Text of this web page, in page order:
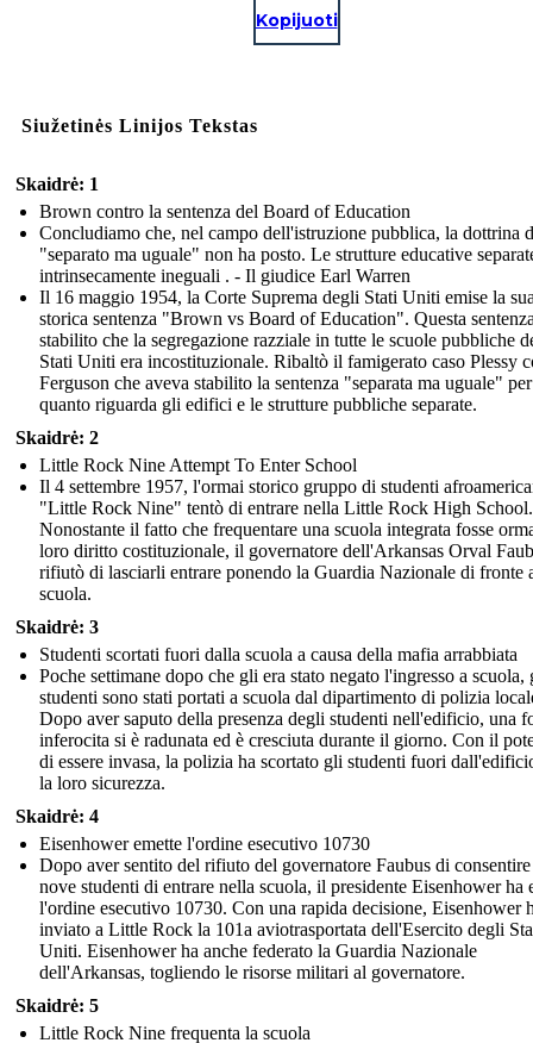
Kopijuoti
Siužetinės Linijos Tekstas
Skaidrė: 1
Brown contro la sentenza del Board of Education
Concludiamo che, nel campo dell'istruzione pubblica, la dottrina
"separato ma uguale" non ha posto. Le strutture educative
intrinsecamente ineguali . - Il giudice Earl Warren
Il 16 maggio 1954, la Corte Suprema degli Stati Uniti emise la
storica sentenza "Brown vs Board of Education". Questa
stabilito che la segregazione razziale in tutte le scuole pubbliche
Stati Uniti era incostituzionale. Ribaltò il famigerato caso Plessy
Ferguson che aveva stabilito la sentenza "separata ma uguale" per
quanto riguarda gli edifici e le strutture pubbliche separate.
Skaidrė: 2
Little Rock Nine Attempt To Enter School
Il 4 settembre 1957, l'ormai storico gruppo di studenti
"Little Rock Nine" tentò di entrare nella Little Rock High School.
Nonostante il fatto che frequentare una scuola integrata fosse
loro diritto costituzionale, il governatore dell'Arkansas Orval
rifiutò di lasciarli entrare ponendo la Guardia Nazionale di fronte
scuola.
Skaidrė: 3
Studenti scortati fuori dalla scuola a causa della mafia arrabbiata
Poche settimane dopo che gli era stato negato l'ingresso a scuola,
studenti sono stati portati a scuola dal dipartimento di polizia
Dopo aver saputo della presenza degli studenti nell'edificio, una
inferocita si è radunata ed è cresciuta durante il giorno. Con il
di essere invasa, la polizia ha scortato gli studenti fuori
la loro sicurezza.
Skaidrė: 4
Eisenhower emette l'ordine esecutivo 10730
Dopo aver sentito del rifiuto del governatore Faubus di
nove studenti di entrare nella scuola, il presidente Eisenhower ha
l'ordine esecutivo 10730. Con una rapida decisione, Eisenhower
inviato a Little Rock la 101a aviotrasportata dell'Esercito degli
Uniti. Eisenhower ha anche federato la Guardia Nazionale
dell'Arkansas, togliendo le risorse militari al governatore.
Skaidrė: 5
Little Rock Nine frequenta la scuola